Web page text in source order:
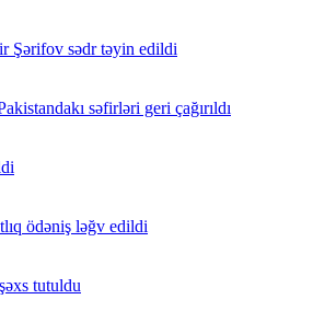
Şərifov sədr təyin edildi
səfirləri geri çağırıldı
ödəniş ləğv edildi
tutuldu